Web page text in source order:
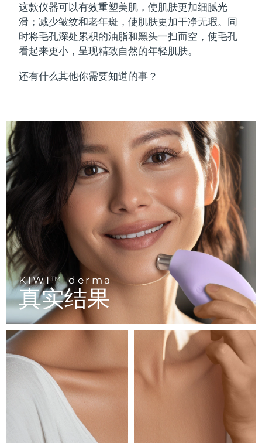
这款仪器可以有效重塑美肌，使肌肤更加细腻光
滑；减少皱纹和老年斑，使肌肤更加干净无瑕。同
时将毛孔深处累积的油脂和黑头一扫而空，使毛孔
看起来更小，呈现精致自然的年轻肌肤。
还有什么其他你需要知道的事？
KIWI™ derma
真实结果
面部清洁
LUNA™ 4 套装
Anti-aging massage
LUNA™ 4 Men
For men, anti-aging massage
LUNA™ 4 mini
For young skin, T-zone
LUNA™ 4 go
For travel or gym bag
LUNA™ 护肤
Premium cleansers & balm
LUNA™ 设备
All facial cleansing devices
紧致提拉
BEAR™ 2 套装
Microcurrent toning
BEAR™ 2 eyes & lips
Microcurrent line smoothing device
面部提拉护理
Premium anti-aging skincare
BEAR™ 设备
All premium facelift devices
Deep facial hydration
UFO™ 3 LED
Near-infrared and red light therapy
device
UFO™ 3 mini
Red light therapy device for young skin
UFO™ 3 go
Portable red light therapy
Rejuvenation & hydration
UFO™ 设备
All deep facial hydration devices
Hybrid silicone sonic toothbrush
issa™ 4 plus
Smart hybrid silicone sonic toothbrush
issa™ 4 smile
Hybrid silicone sonic toothbrush
issa™ 4 baby
For ages 0-3
issa™ Teeth Whitening Set
Dual LED + sonic device & 18% PAP gel
ISSA™ 设备
All silicone sonic toothbrushes
FAQ™ 抗老护理
抗老
FAQ™ 101
Clinical anti-aging
FAQ™ 102
Advanced clinical anti-aging
FAQ™ 103
Luxurious clinical anti-aging set
FAQ™ P1 Primer
Manuka honey primer
LED治疗
NEW
FAQ™ 201
LED mask
FAQ™ 202
LED mask
FAQ™ 211
Anti-aging neck & décolleté LED mask
FAQ™ 221
Anti-aging LED hand mask
生发
FAQ™ 301
LED hair strengthening scalp massager
FAQ™ Scalp Serum
Scalp recovery probiotic serum
FAQ™护肤品
All FAQ™ skincare
肌肤年轻化
NEW
FAQ™ 501
Full-Spectrum Red Light Therapy
Full-Spectrum Red Light Therapy
FAQ™ Red Light Serum
保健品
NEW
专业治疗
比利时 预计送达日期8/11/26
百慕大 预计送达日期
波斯尼亚和黑塞哥维那
保加利亚 预计送达日期8/11/26
加拿大 预计送达日期8/15/26
智利 预计送达日期8/15/26
中国 预计送达日期8/11/26
哥伦比亚 预计送达日期8/15/26
克罗地亚 预计送达日期 8/11/26
塞浦路斯 预计送达日期8/12/26
捷克 预计送达日期8/11/26
丹麦 预计送达日期 8/11/26
爱沙尼亚 8/11/26
8/11/26